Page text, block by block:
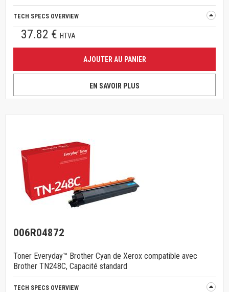
TECH SPECS OVERVIEW
37.82 € HTVA
AJOUTER AU PANIER
EN SAVOIR PLUS
006R04872
Toner Everyday™ Brother Cyan de Xerox compatible avec
Brother TN248C, Capacité standard
TECH SPECS OVERVIEW